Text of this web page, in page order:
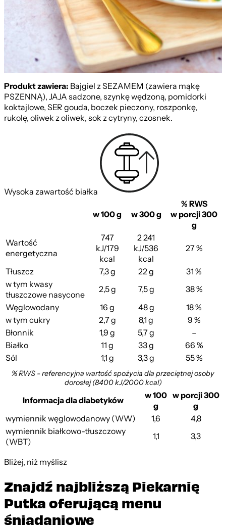
KETO
Produkt zawiera: Bajgiel z SEZAMEM (zawiera mąkę
PSZENNĄ), JAJA sadzone, szynkę wędzoną, pomidorki
koktajlowe, SER gouda, boczek pieczony, roszponkę,
rukolę, oliwek z oliwek, sok z cytryny, czosnek.
Wysoka zawartość białka
w 100 g w 300 g
% RWS
w porcji 300
g
Wartość
energetyczna
747
kJ/179
kcal
2 241
kJ/536
kcal
27 %
Tłuszcz 7,3 g 22 g
31 %
w tym kwasy
tłuszczowe nasycone
2,5 g 7,5 g
38 %
Węglowodany
16 g 48 g
18 %
w tym cukry
2,7 g 8,1 g
9 %
Błonnik
1,9 g 5,7 g
–
Białko
11 g 33 g
66 %
Sól
1,1 g 3,3 g 55 %
% RWS - referencyjna wartość spożycia dla przeciętnej osoby
dorosłej (8400 kJ/2000 kcal)
Informacja dla diabetyków
w 100
g
w porcji 300
g
wymiennik węglowodanowy (WW)
1,6
4,8
wymiennik białkowo-tłuszczowy
(WBT)
1,1 3,3
Bliżej, niż myślisz
Znajdź najbliższą Piekarnię
Putka oferującą menu
śniadaniowe